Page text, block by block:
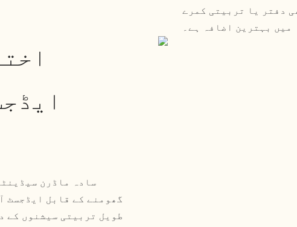
دفتر یا تربیتی کمرے
میں بہترین اضافہ ہے۔
گھومنے کے قابل ایڈجسٹ
طویل تربیتی سیشنوں کے